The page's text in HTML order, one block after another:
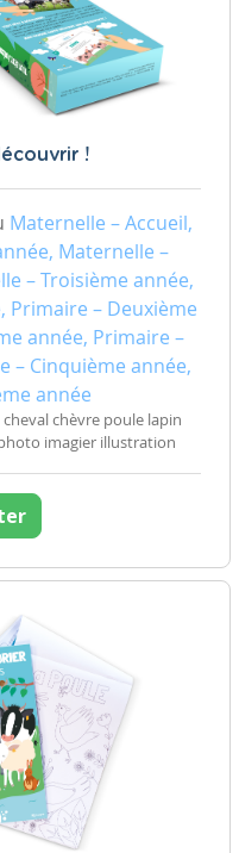
!
Maternelle – Accueil,
Maternelle –
– Troisième année,
Primaire – Deuxième
année, Primaire –
– Cinquième année,
année
chèvre poule lapin
imagier illustration